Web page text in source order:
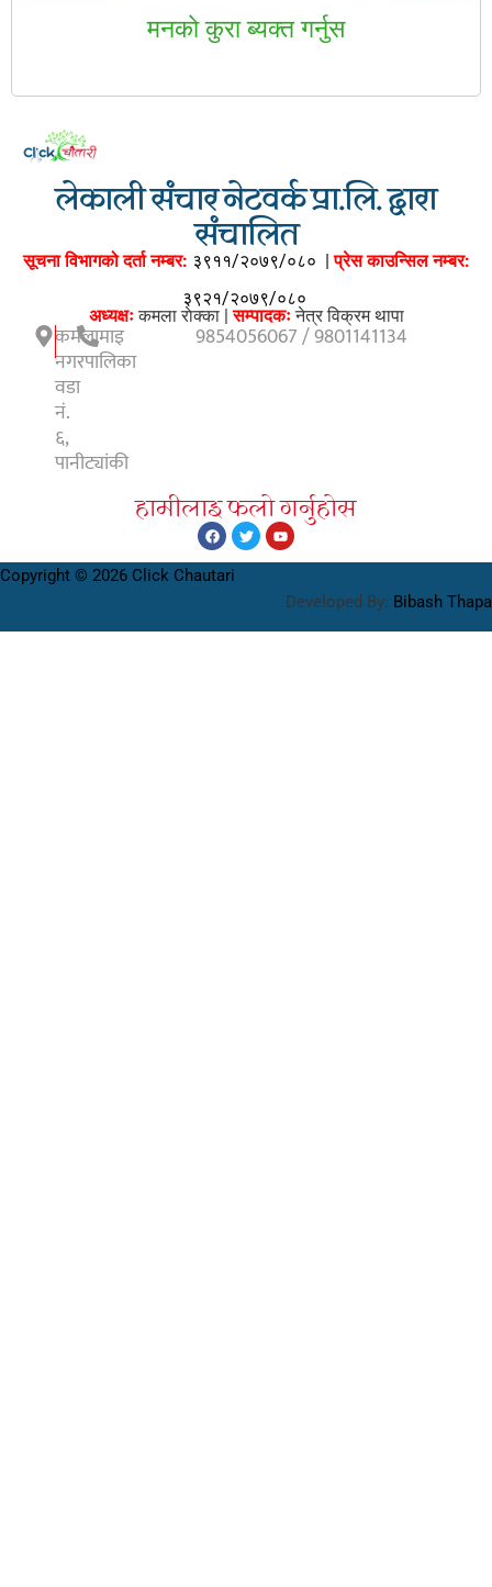
मनकाे कुरा ब्यक्त गर्नुस
लेकाली संचार नेटवर्क प्रा.लि. द्वारा
संचालित
सूचना विभागको दर्ता नम्बर: ३९११/२०७९/०८० |प्रेस काउन्सिल नम्बर:
३९२१/२०७९/०८०
अध्यक्षःकमला राेक्का |सम्पादकःनेत्र विक्रम थापा
कमलामाइ
नगरपालिका
वडा
नं.
६,
पानीट्यांकी
9854056067 / 9801141134
हामीलाइ फलाे गर्नुहाेस
Copyright © 2026 Click Chautari
Developed By: Bibash Thapa